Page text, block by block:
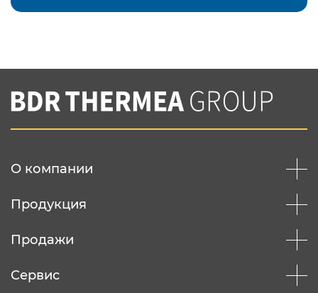
Подтвердить e-mail
Вы соглашаетесь с нашей политикой
конфеденциальности
О компании
Продукция
Продажи
Сервис